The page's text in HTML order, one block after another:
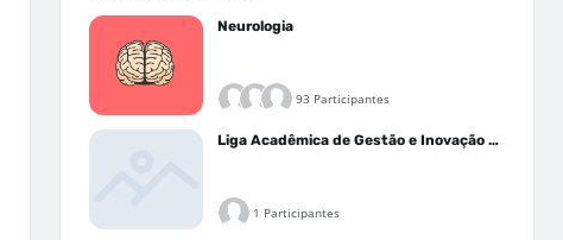
Neurologia
93 Participantes
Liga Acadêmica de Gestão e Inovação Médica - LAGIM
1 Participantes